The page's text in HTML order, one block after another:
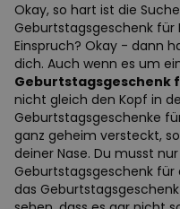
Okay, so hart ist die
Geburtstagsgeschenk für
Einspruch? Okay - dann
dich. Auch wenn es um
Geburtstagsgeschenk
nicht gleich den Kopf in
Geburtstagsgeschenke
ganz geheim versteckt,
deiner Nase. Du musst
Geburtstagsgeschenk für
das